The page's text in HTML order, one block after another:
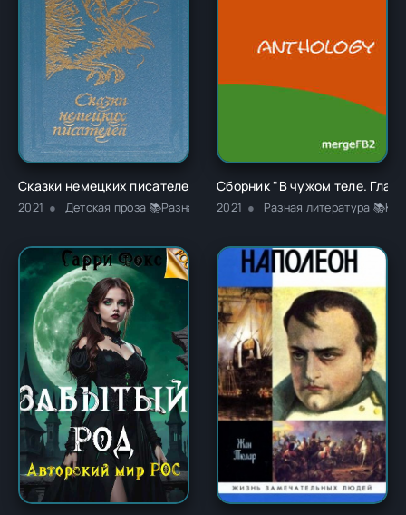
Сказки немецких писателей - Новалис
2021 Детская проза 📚Разная литература
Сборник "В чужом теле.
2021 Разная литература